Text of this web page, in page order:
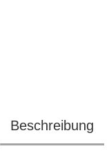
Beschreibung